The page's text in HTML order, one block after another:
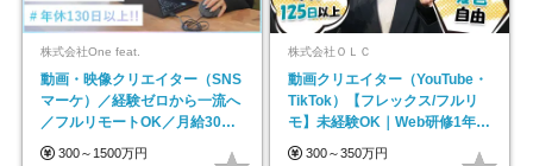
株式会社One feat.
動画・映像クリエイター（SNS
マーケ）／経験ゼロから一流へ
／フルリモートOK／月給30万
円～／年休130日以上
300～1500万円
株式会社ＯＬＣ
動画クリエイター（YouTube・
TikTok）【フレックス/フルリ
モ】未経験OK｜Web研修1年間
｜副業OK
300～350万円